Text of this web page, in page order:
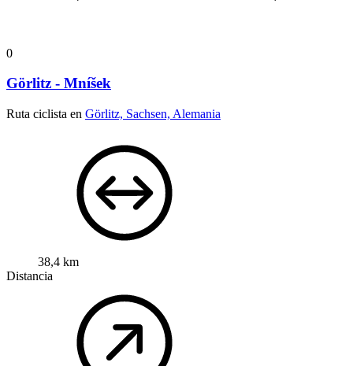
0
Görlitz - Mníšek
Ruta ciclista en Görlitz, Sachsen, Alemania
38,4 km
Distancia